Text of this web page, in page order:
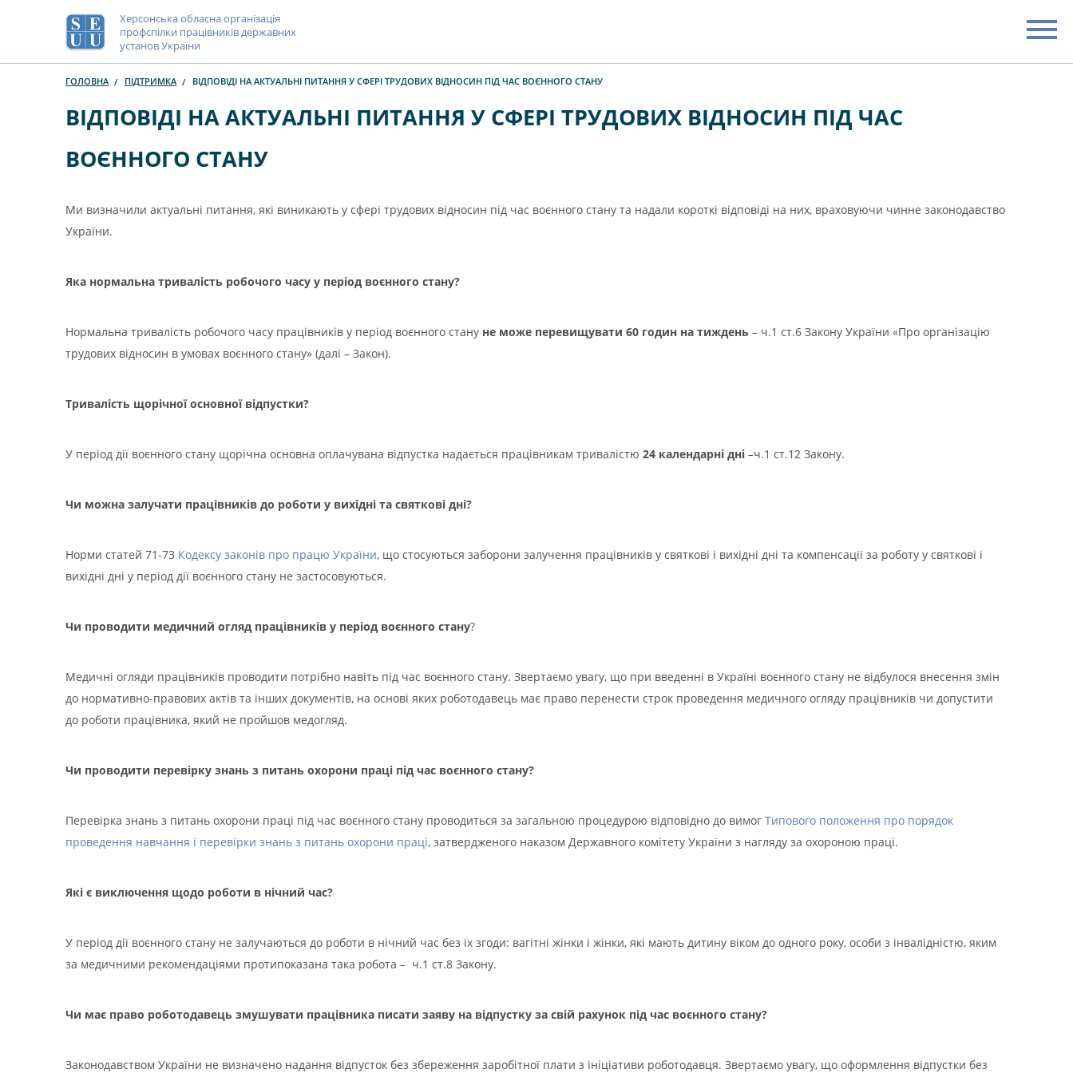
Херсонська обласна організація
профспілки працівників державних
установ України
ГОЛОВНА ПІДТРИМКА ВІДПОВІДІ НА АКТУАЛЬНІ ПИТАННЯ У СФЕРІ ТРУДОВИХ ВІДНОСИН ПІД ЧАС ВОЄННОГО СТАНУ
ВІДПОВІДІ НА АКТУАЛЬНІ ПИТАННЯ У СФЕРІ ТРУДОВИХ ВІДНОСИН ПІД ЧАС
ВОЄННОГО СТАНУ
Ми визначили актуальні питання, які виникають у сфері трудових відносин під час воєнного стану та надали короткі відповіді на них, враховуючи чинне законодавство
України.
Яка нормальна тривалість робочого часу у період воєнного стану?
Нормальна тривалість робочого часу працівників у період воєнного стану не може перевищувати 60 годин на тиждень – ч.1 ст.6 Закону України «Про організацію
трудових відносин в умовах воєнного стану» (далі – Закон).
Тривалість щорічної основної відпустки?
У період дії воєнного стану щорічна основна оплачувана відпустка надається працівникам тривалістю 24 календарні дні –ч.1 ст.12 Закону.
Чи можна залучати працівників до роботи у вихідні та святкові дні?
Норми статей 71-73 Кодексу законів про працю України, що стосуються заборони залучення працівників у святкові і вихідні дні та компенсації за роботу у святкові і
вихідні дні у період дії воєнного стану не застосовуються.
Чи проводити медичний огляд працівників у період воєнного стану?
Медичні огляди працівників проводити потрібно навіть під час воєнного стану. Звертаємо увагу, що при введенні в Україні воєнного стану не відбулося внесення змін
до нормативно-правових актів та інших документів, на основі яких роботодавець має право перенести строк проведення медичного огляду працівників чи допустити
до роботи працівника, який не пройшов медогляд.
Чи проводити перевірку знань з питань охорони праці під час воєнного стану?
Перевірка знань з питань охорони праці під час воєнного стану проводиться за загальною процедурою відповідно до вимог Типового положення про порядок
проведення навчання і перевірки знань з питань охорони праці, затвердженого наказом Державного комітету України з нагляду за охороною праці.
Які є виключення щодо роботи в нічний час?
У період дії воєнного стану не залучаються до роботи в нічний час без їх згоди: вагітні жінки і жінки, які мають дитину віком до одного року, особи з інвалідністю, яким
за медичними рекомендаціями протипоказана така робота – ч.1 ст.8 Закону.
Чи має право роботодавець змушувати працівника писати заяву на відпустку за свій рахунок під час воєнного стану?
Законодавством України не визначено надання відпусток без збереження заробітної плати з ініціативи роботодавця. Звертаємо увагу, що оформлення відпустки без